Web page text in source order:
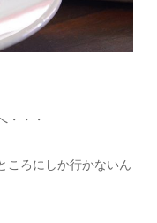
・・・
ころにしか行かないん